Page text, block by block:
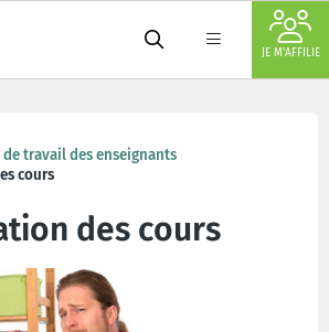
JE M'AFFILIE
de travail des enseignants
cours
des cours